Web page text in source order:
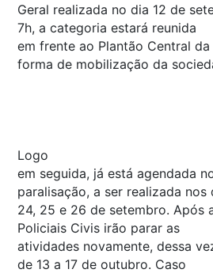
Geral realizada no dia 12 de
7h, a categoria estará reunida
em frente ao Plantão Central da
forma de mobilização da
Logo
em seguida, já está agendada
paralisação, a ser realizada nos
24, 25 e 26 de setembro. Após
Policiais Civis irão parar as
atividades novamente, dessa
de 13 a 17 de outubro. Caso